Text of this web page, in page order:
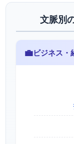
文脈別
💼ビジネス・